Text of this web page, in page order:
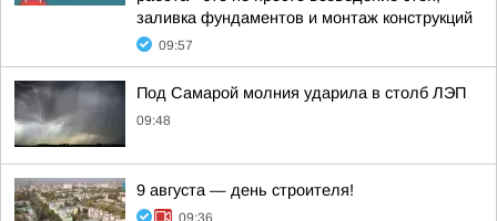
заливка фундаментов и монтаж конструкций
09:57
Под Самарой молния ударила в столб ЛЭП
09:48
9 августа — день строителя!
09:36